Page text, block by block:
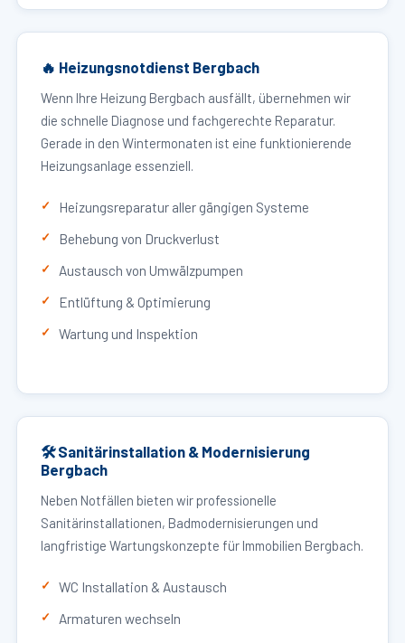
🔥 Heizungsnotdienst Bergbach
Wenn Ihre Heizung Bergbach ausfällt, übernehmen wir
die schnelle Diagnose und fachgerechte Reparatur.
Gerade in den Wintermonaten ist eine funktionierende
Heizungsanlage essenziell.
Heizungsreparatur aller gängigen Systeme
Behebung von Druckverlust
Austausch von Umwälzpumpen
Entlüftung & Optimierung
Wartung und Inspektion
🛠 Sanitärinstallation & Modernisierung
Bergbach
Neben Notfällen bieten wir professionelle
Sanitärinstallationen, Badmodernisierungen und
langfristige Wartungskonzepte für Immobilien Bergbach.
WC Installation & Austausch
Armaturen wechseln